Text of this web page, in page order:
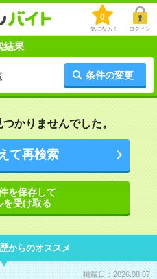
0
気になる！ ログイン
結果
条件の変更
かりませんでした。
て再検索
を保存して
を受け取る
からのオススメ
掲載日：2026.08.07